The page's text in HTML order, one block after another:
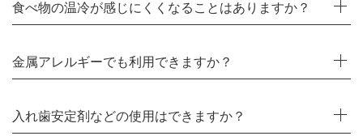
食べ物の温冷が感じにくくなることはありますか？
金属アレルギーでも利用できますか？
入れ歯安定剤などの使用はできますか？